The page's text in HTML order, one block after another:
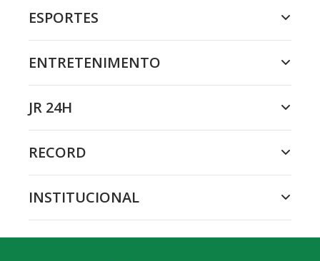
ESPORTES
ENTRETENIMENTO
JR 24H
RECORD
INSTITUCIONAL